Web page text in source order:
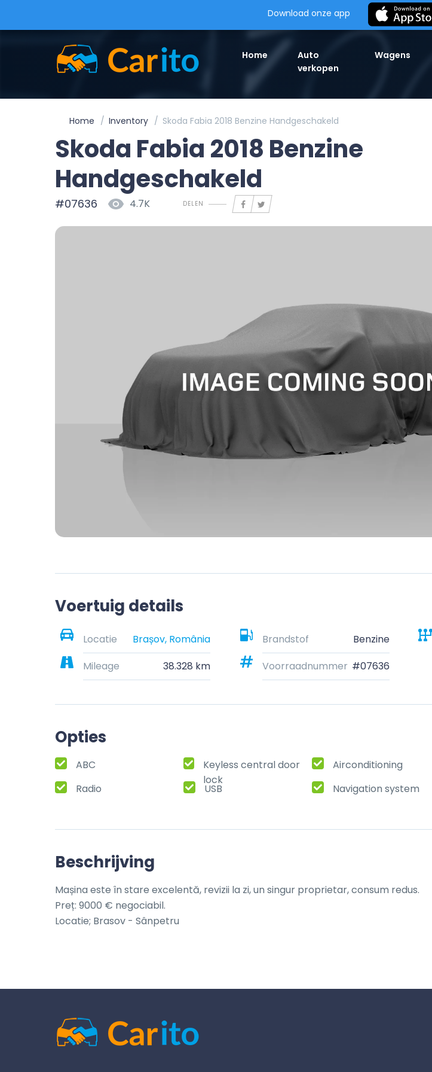
Download onze app
Home
Auto
verkopen
Wagens
Home Inventory Skoda Fabia 2018 Benzine Handgeschakeld
Skoda Fabia 2018 Benzine
Handgeschakeld
#07636 4.7K DELEN
Voertuig details
Locatie Brașov, România Brandstof Benzine
Mileage
38.328 km Voorraadnummer #07636
Opties
ABC
Keyless central door
lock
Airconditioning
Radio
USB Navigation system
Beschrijving
Mașina este în stare excelentă, revizii la zi, un singur proprietar, consum redus.
Preț: 9000 € negociabil.
Locatie; Brasov - Sânpetru